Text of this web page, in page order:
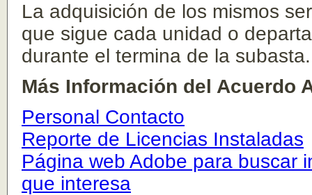
La adquisición de los mismos
que sigue cada unidad o
durante el termina de la subasta.
Más Información del Acuerdo
Personal Contacto
Reporte de Licencias Instaladas
Página web Adobe para buscar
que interesa